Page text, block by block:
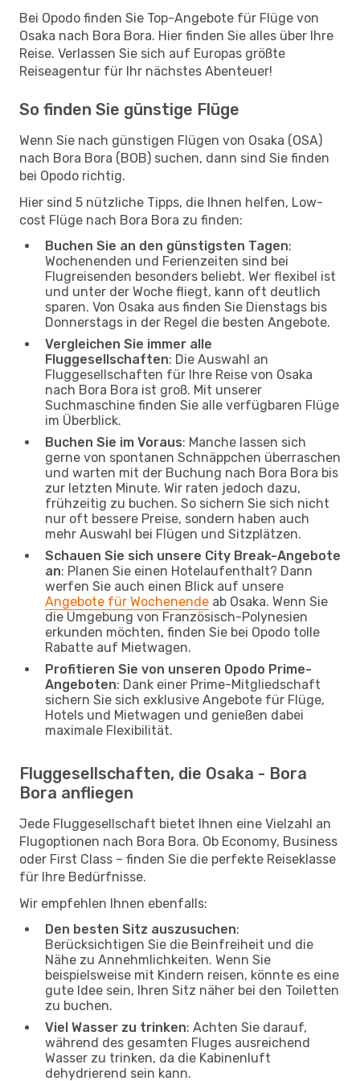
Bei Opodo finden Sie Top-Angebote für Flüge von
Osaka nach Bora Bora. Hier finden Sie alles über Ihre
Reise. Verlassen Sie sich auf Europas größte
Reiseagentur für Ihr nächstes Abenteuer!
So finden Sie günstige Flüge
Wenn Sie nach günstigen Flügen von Osaka (OSA)
nach Bora Bora (BOB) suchen, dann sind Sie finden
bei Opodo richtig.
Hier sind 5 nützliche Tipps, die Ihnen helfen, Low-
cost Flüge nach Bora Bora zu finden:
Buchen Sie an den günstigsten Tagen:
Wochenenden und Ferienzeiten sind bei
Flugreisenden besonders beliebt. Wer flexibel ist
und unter der Woche fliegt, kann oft deutlich
sparen. Von Osaka aus finden Sie Dienstags bis
Donnerstags in der Regel die besten Angebote.
Vergleichen Sie immer alle
Fluggesellschaften: Die Auswahl an
Fluggesellschaften für Ihre Reise von Osaka
nach Bora Bora ist groß. Mit unserer
Suchmaschine finden Sie alle verfügbaren Flüge
im Überblick.
Buchen Sie im Voraus: Manche lassen sich
gerne von spontanen Schnäppchen überraschen
und warten mit der Buchung nach Bora Bora bis
zur letzten Minute. Wir raten jedoch dazu,
frühzeitig zu buchen. So sichern Sie sich nicht
nur oft bessere Preise, sondern haben auch
mehr Auswahl bei Flügen und Sitzplätzen.
Schauen Sie sich unsere City Break-Angebote
an: Planen Sie einen Hotelaufenthalt? Dann
werfen Sie auch einen Blick auf unsere
Angebote für Wochenende ab Osaka. Wenn Sie
die Umgebung von Französisch-Polynesien
erkunden möchten, finden Sie bei Opodo tolle
Rabatte auf Mietwagen.
Profitieren Sie von unseren Opodo Prime-
Angeboten: Dank einer Prime-Mitgliedschaft
sichern Sie sich exklusive Angebote für Flüge,
Hotels und Mietwagen und genießen dabei
maximale Flexibilität.
Fluggesellschaften, die Osaka - Bora
Bora anfliegen
Jede Fluggesellschaft bietet Ihnen eine Vielzahl an
Flugoptionen nach Bora Bora. Ob Economy, Business
oder First Class – finden Sie die perfekte Reiseklasse
für Ihre Bedürfnisse.
Wir empfehlen Ihnen ebenfalls:
Den besten Sitz auszusuchen:
Berücksichtigen Sie die Beinfreiheit und die
Nähe zu Annehmlichkeiten. Wenn Sie
beispielsweise mit Kindern reisen, könnte es eine
gute Idee sein, Ihren Sitz näher bei den Toiletten
zu buchen.
Viel Wasser zu trinken: Achten Sie darauf,
während des gesamten Fluges ausreichend
Wasser zu trinken, da die Kabinenluft
dehydrierend sein kann.